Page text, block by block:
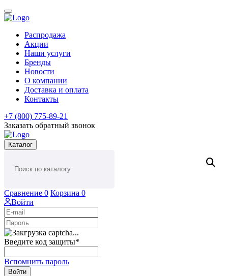
Распродажа
Акции
Наши услуги
Бренды
Новости
О компании
Доставка и оплата
Контакты
+7 (800) 775-89-21
Заказать обратный звонок
Каталог
Сравнение 0 Корзина 0
Войти
Введите код защиты*
Вспомнить пароль
Войти